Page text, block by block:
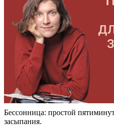
Бессонница: простой
засыпания.